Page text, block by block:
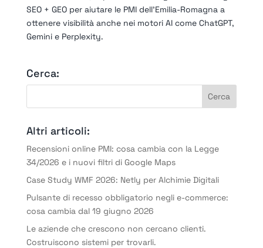
SEO + GEO per aiutare le PMI dell’Emilia-Romagna a
ottenere visibilità anche nei motori AI come ChatGPT,
Gemini e Perplexity.
Cerca:
Altri articoli:
Recensioni online PMI: cosa cambia con la Legge
34/2026 e i nuovi filtri di Google Maps
Case Study WMF 2026: Netly per Alchimie Digitali
Pulsante di recesso obbligatorio negli e-commerce:
cosa cambia dal 19 giugno 2026
Le aziende che crescono non cercano clienti.
Costruiscono sistemi per trovarli.